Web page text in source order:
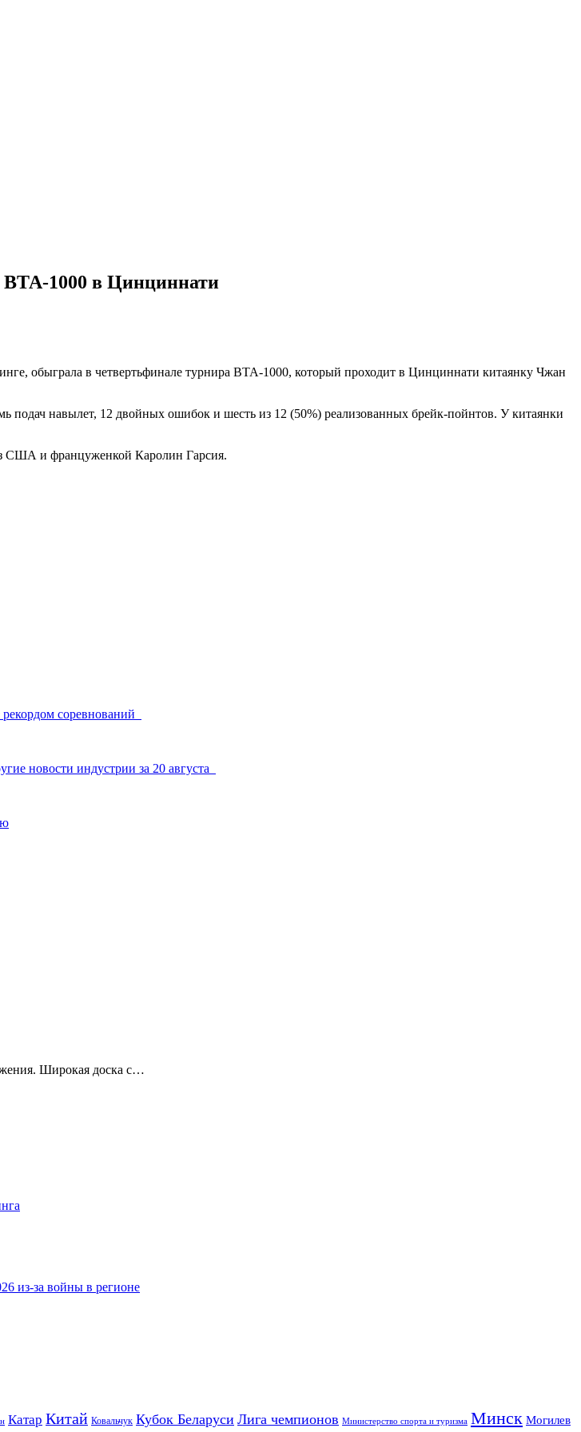
1000 в Цинциннати
обыграла в четвертьфинале турнира ВТА-1000, который проходит в Цинциннати китаянку Чжан
подач навылет, 12 двойных ошибок и шесть из 12 (50%) реализованных брейк-пойнтов. У китаянки
США и француженкой Каролин Гарсия.
соревнований
новости индустрии за 20 августа
Широкая доска с…
из-за войны в регионе
Катар Китай Ковальчук Кубок Беларуси Лига чемпионов Министерство спорта и туризма Минск Могилев